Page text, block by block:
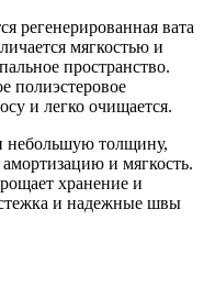
регенерированная вата
мягкостью и
пространство.
полиэстеровое
и легко очищается.
небольшую толщину,
и мягкость.
хранение и
и надежные швы